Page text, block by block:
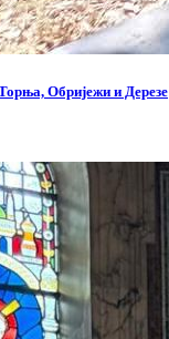
Обријежи и Дерезе